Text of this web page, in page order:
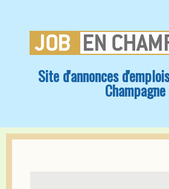
Site d'annonces
Champagne